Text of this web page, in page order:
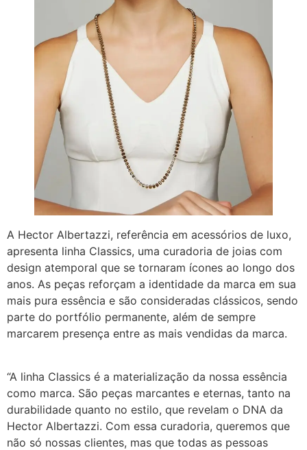
A Hector Albertazzi, referência em acessórios de luxo,
apresenta linha Classics, uma curadoria de joias com
design atemporal que se tornaram ícones ao longo dos
anos. As peças reforçam a identidade da marca em sua
mais pura essência e são consideradas clássicos, sendo
parte do portfólio permanente, além de sempre
marcarem presença entre as mais vendidas da marca.
“A linha Classics é a materialização da nossa essência
como marca. São peças marcantes e eternas, tanto na
durabilidade quanto no estilo, que revelam o DNA da
Hector Albertazzi. Com essa curadoria, queremos que
não só nossas clientes, mas que todas as pessoas